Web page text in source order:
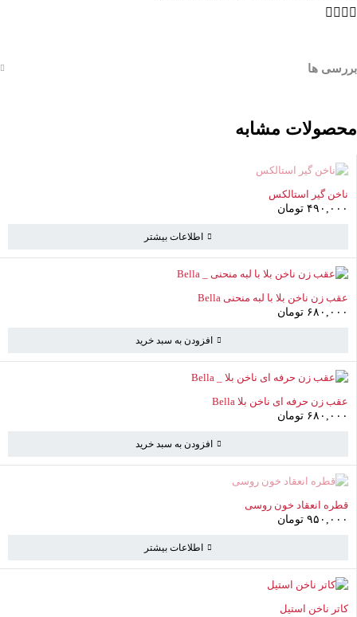
بررسی ها
محصولات مشابه
ناموجود
ناخن گیر استالکس
۴۹۰,۰۰۰ تومان
اطلاعات بیشتر
عقب زن ناخن بلا با لبه منحنی Bella
۶۸۰,۰۰۰ تومان
افزودن به سبد خرید
عقب زن حرفه ای ناخن بلا Bella
۶۸۰,۰۰۰ تومان
افزودن به سبد خرید
قطره انعقاد خون روسی
۹۵۰,۰۰۰ تومان
اطلاعات بیشتر
کاتر ناخن استیل
سبد خرید(0 موارد)